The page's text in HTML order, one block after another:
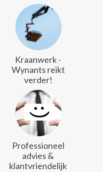
Kraanwerk -
Wynants reikt
verder!
Professioneel
advies &
klantvriendelijk